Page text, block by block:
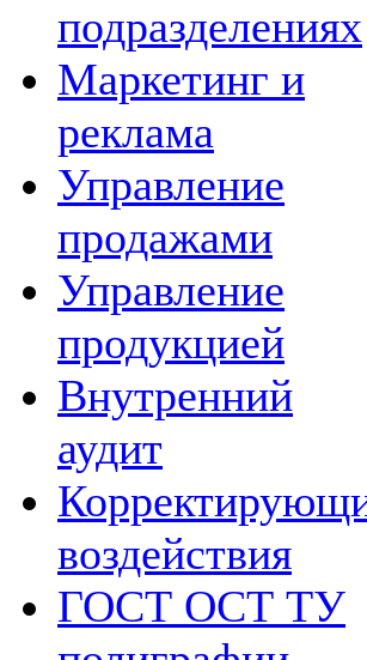
подразделениях
Маркетинг и
реклама
Управление
продажами
Управление
продукцией
Внутренний
аудит
воздействия
ГОСТ ОСТ ТУ